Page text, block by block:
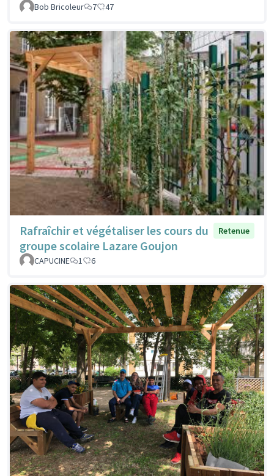
Bob Bricoleur 7 47
Rafraîchir et végétaliser les cours du
groupe scolaire Lazare Goujon
Retenue
CAPUCINE 1 6